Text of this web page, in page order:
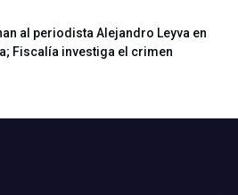
al periodista Alejandro Leyva en
Fiscalía investiga el crimen